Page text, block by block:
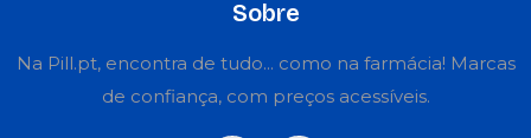
Sobre
Na Pill.pt, encontra de tudo... como na farmácia! Marcas
de confiança, com preços acessíveis.